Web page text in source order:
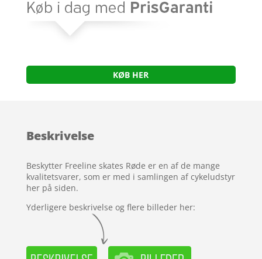
KØB HER
Beskrivelse
Beskytter Freeline skates Røde er en af de mange
kvalitetsvarer, som er med i samlingen af cykeludstyr
her på siden.
Yderligere beskrivelse og flere billeder her: